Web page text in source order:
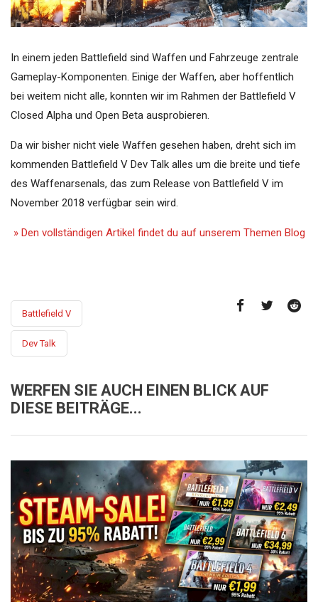
In einem jeden Battlefield sind Waffen und Fahrzeuge zentrale
Gameplay-Komponenten. Einige der Waffen, aber hoffentlich
bei weitem nicht alle, konnten wir im Rahmen der Battlefield V
Closed Alpha und Open Beta ausprobieren.
Da wir bisher nicht viele Waffen gesehen haben, dreht sich im
kommenden Battlefield V Dev Talk alles um die breite und tiefe
des Waffenarsenals, das zum Release von Battlefield V im
November 2018 verfügbar sein wird.
» Den vollständigen Artikel findet du auf unserem Themen Blog
Battlefield V
Dev Talk
WERFEN SIE AUCH EINEN BLICK AUF
DIESE BEITRÄGE...